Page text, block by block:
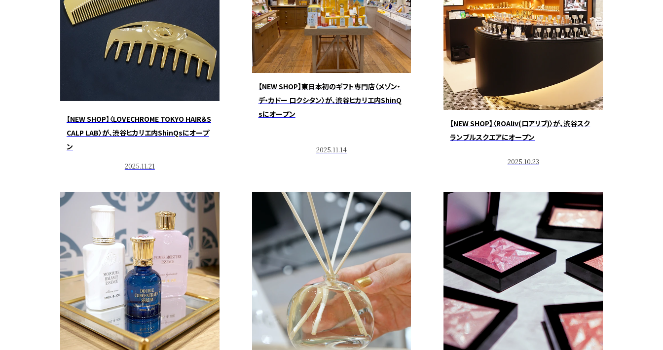
【NEW SHOP】〈LOVECHROME TOKYO HAIR＆S
CALP LAB〉が、渋谷ヒカリエ内ShinQsにオープ
ン
2025.11.21
【NEW SHOP】東日本初のギフト専門店〈メゾン・
デ・カドー ロクシタン〉が、渋谷ヒカリエ内ShinQ
sにオープン
2025.11.14
【NEW SHOP】〈ROAliv(ロアリブ)〉が、渋谷スク
ランブルスクエアにオープン
2025.10.23